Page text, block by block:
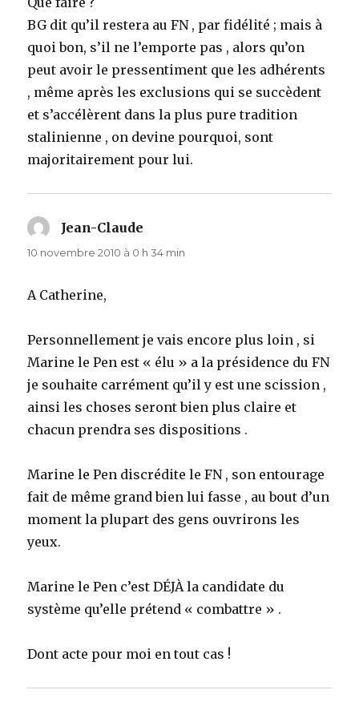
BG dit qu’il restera au FN , par fidélité ; mais à
quoi bon, s’il ne l’emporte pas , alors qu’on
peut avoir le pressentiment que les adhérents
, même après les exclusions qui se succèdent
et s’accélèrent dans la plus pure tradition
stalinienne , on devine pourquoi, sont
majoritairement pour lui.
Jean-Claude
10 novembre 2010 à 0 h 34 min
A Catherine,
Personnellement je vais encore plus loin , si
Marine le Pen est « élu » a la présidence du FN
je souhaite carrément qu’il y est une scission ,
ainsi les choses seront bien plus claire et
chacun prendra ses dispositions .
Marine le Pen discrédite le FN , son entourage
fait de même grand bien lui fasse , au bout d’un
moment la plupart des gens ouvrirons les
yeux.
Marine le Pen c’est DÉJÀ la candidate du
système qu’elle prétend « combattre » .
Dont acte pour moi en tout cas !